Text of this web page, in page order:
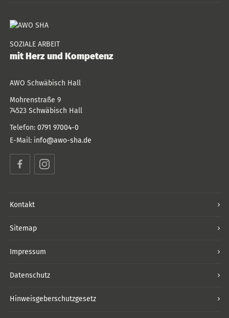
SOZIALE ARBEIT
mit Herz und Kompetenz
AWO Schwäbisch Hall
Mohrenstraße 9
74523 Schwäbisch Hall
Telefon: 0791 97004-0
E-Mail: info@awo-sha.de
FacebookInstagram
Kontakt
Sitemap
Impressum
Datenschutz
Hinweisgeberschutzgesetz